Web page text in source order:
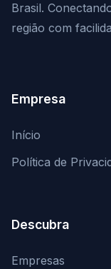
Brasil.
região com
Empresa
Início
Política de
Descubra
Empresas